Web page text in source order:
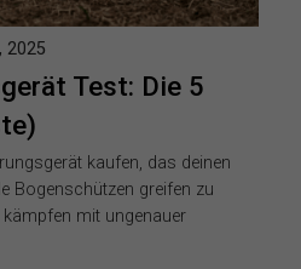
Test: Die 5
2025
kaufen, das deinen
Bogenschützen greifen zu
mit ungenauer